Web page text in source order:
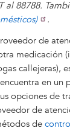
al 88788.
.
de
medicación
callejeras),
en
opciones de
de
de